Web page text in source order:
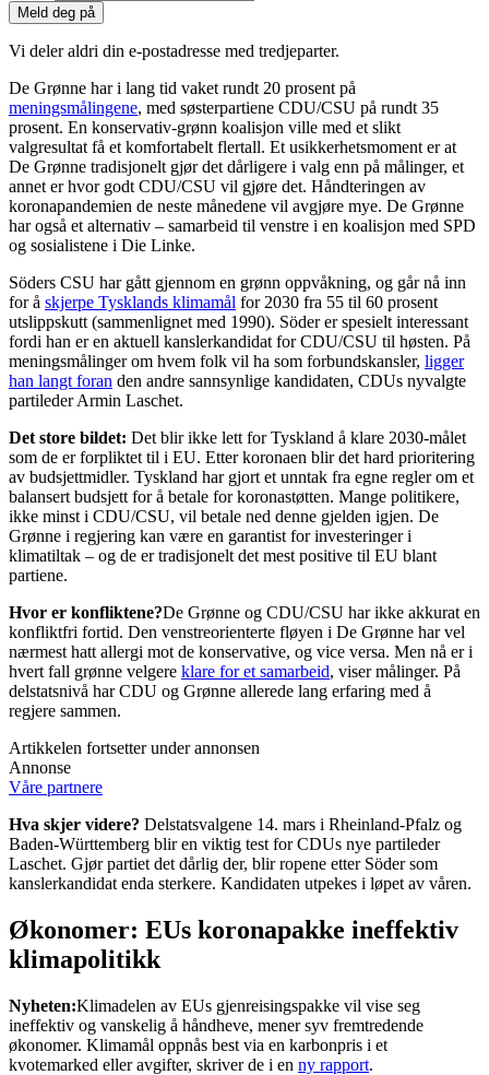
Meld deg på
Vi deler aldri din e-postadresse med tredjeparter.
De Grønne har i lang tid vaket rundt 20 prosent på
meningsmålingene, med søsterpartiene CDU/CSU på rundt 35
prosent. En konservativ-grønn koalisjon ville med et slikt
valgresultat få et komfortabelt flertall. Et usikkerhetsmoment er at
De Grønne tradisjonelt gjør det dårligere i valg enn på målinger, et
annet er hvor godt CDU/CSU vil gjøre det. Håndteringen av
koronapandemien de neste månedene vil avgjøre mye. De Grønne
har også et alternativ – samarbeid til venstre i en koalisjon med SPD
og sosialistene i Die Linke.
Söders CSU har gått gjennom en grønn oppvåkning, og går nå inn
for å skjerpe Tysklands klimamål for 2030 fra 55 til 60 prosent
utslippskutt (sammenlignet med 1990). Söder er spesielt interessant
fordi han er en aktuell kanslerkandidat for CDU/CSU til høsten. På
meningsmålinger om hvem folk vil ha som forbundskansler, ligger
han langt foran den andre sannsynlige kandidaten, CDUs nyvalgte
partileder Armin Laschet.
Det store bildet: Det blir ikke lett for Tyskland å klare 2030-målet
som de er forpliktet til i EU. Etter koronaen blir det hard prioritering
av budsjettmidler. Tyskland har gjort et unntak fra egne regler om et
balansert budsjett for å betale for koronastøtten. Mange politikere,
ikke minst i CDU/CSU, vil betale ned denne gjelden igjen. De
Grønne i regjering kan være en garantist for investeringer i
klimatiltak – og de er tradisjonelt det mest positive til EU blant
partiene.
Hvor er konfliktene?De Grønne og CDU/CSU har ikke akkurat en
konfliktfri fortid. Den venstreorienterte fløyen i De Grønne har vel
nærmest hatt allergi mot de konservative, og vice versa. Men nå er i
hvert fall grønne velgere klare for et samarbeid, viser målinger. På
delstatsnivå har CDU og Grønne allerede lang erfaring med å
regjere sammen.
Artikkelen fortsetter under annonsen
Annonse
Våre partnere
Hva skjer videre? Delstatsvalgene 14. mars i Rheinland-Pfalz og
Baden-Württemberg blir en viktig test for CDUs nye partileder
Laschet. Gjør partiet det dårlig der, blir ropene etter Söder som
kanslerkandidat enda sterkere. Kandidaten utpekes i løpet av våren.
Økonomer: EUs koronapakke ineffektiv
klimapolitikk
Nyheten:Klimadelen av EUs gjenreisingspakke vil vise seg
ineffektiv og vanskelig å håndheve, mener syv fremtredende
økonomer. Klimamål oppnås best via en karbonpris i et
kvotemarked eller avgifter, skriver de i en ny rapport.